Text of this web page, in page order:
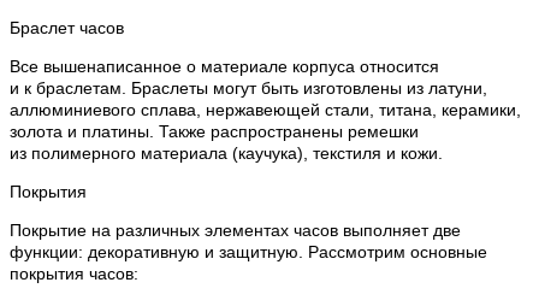
Браслет часов
Все вышенаписанное о материале корпуса относится
и к браслетам. Браслеты могут быть изготовлены из латуни,
аллюминиевого сплава, нержавеющей стали, титана, керамики,
золота и платины. Также распространены ремешки
из полимерного материала (каучука), текстиля и кожи.
Покрытия
Покрытие на различных элементах часов выполняет две
функции: декоративную и защитную. Рассмотрим основные
покрытия часов: